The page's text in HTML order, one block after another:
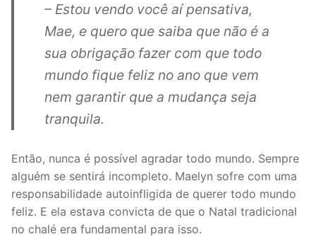
– Estou vendo você aí pensativa,
Mae, e quero que saiba que não é a
sua obrigação fazer com que todo
mundo fique feliz no ano que vem
nem garantir que a mudança seja
tranquila.
Então, nunca é possível agradar todo mundo. Sempre
alguém se sentirá incompleto. Maelyn sofre com uma
responsabilidade autoinfligida de querer todo mundo
feliz. E ela estava convicta de que o Natal tradicional
no chalé era fundamental para isso.